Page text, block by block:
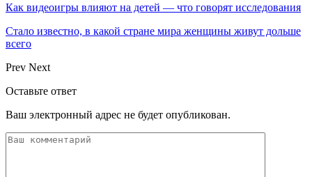
Как видеоигры влияют на детей — что говорят исследования
Стало известно, в какой стране мира женщины живут дольше
всего
Prev Next
Оставьте ответ
Ваш электронный адрес не будет опубликован.